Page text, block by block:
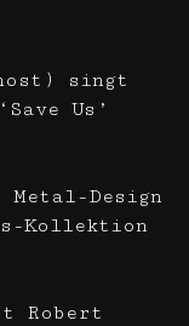
singt
Us’
Design
Kollektion
Robert